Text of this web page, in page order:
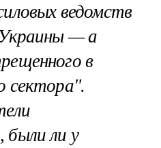
ведомств
— а
в
сектора".
были ли у